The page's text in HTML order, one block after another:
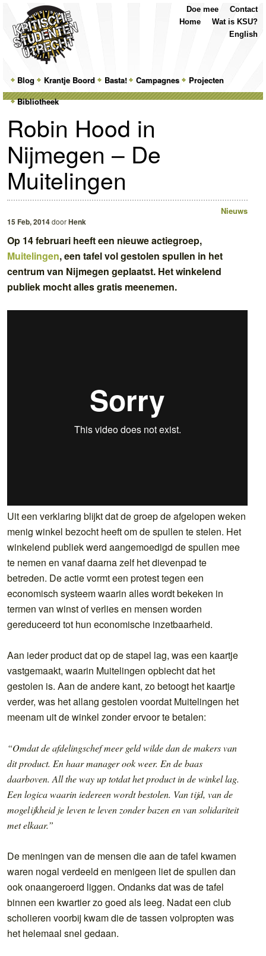
MainSkip
to
primary
Skip
to
secondary
Blog Krantje Boord Basta! Campagnes
Projecten
Bibliotheek
Contact
Doe mee
Wat is KSU?
Home
English
Robin Hood in
Nijmegen – De
Muitelingen
Nieuws
15 Feb, 2014doorHenk
Op 14 februari heeft een nieuwe actiegroep,
Muitelingen, een tafel vol gestolen spullen in het
centrum van Nijmegen geplaatst. Het winkelend
publiek mocht alles gratis meenemen.
Uit een verklaring blijkt dat de groep de afgelopen weken
menig winkel bezocht heeft om de spullen te stelen. Het
winkelend publiek werd aangemoedigd de spullen mee
te nemen en vanaf daarna zelf het dievenpad te
betreden. De actie vormt een protest tegen een
economisch systeem waarin alles wordt bekeken in
termen van winst of verlies en mensen worden
gereduceerd tot hun economische inzetbaarheid.
Aan ieder product dat op de stapel lag, was een kaartje
vastgemaakt, waarin Muitelingen opbiecht dat het
gestolen is. Aan de andere kant, zo betoogt het kaartje
verder, was het allang gestolen voordat Muitelingen het
meenam uit de winkel zonder ervoor te betalen:
“Omdat de afdelingschef meer geld wilde dan de makers van
dit product. En haar manager ook weer. En de baas
daarboven. All the way up totdat het product in de winkel lag.
Een logica waarin iedereen wordt bestolen. Van tijd, van de
mogelijkheid je leven te leven zonder bazen en van solidariteit
met elkaar.”
De meningen van de mensen die aan de tafel kwamen
waren nogal verdeeld en menigeen liet de spullen dan
ook onaangeroerd liggen. Ondanks dat was de tafel
binnen een kwartier zo goed als leeg. Nadat een club
scholieren voorbij kwam die de tassen volpropten was
het helemaal snel gedaan.